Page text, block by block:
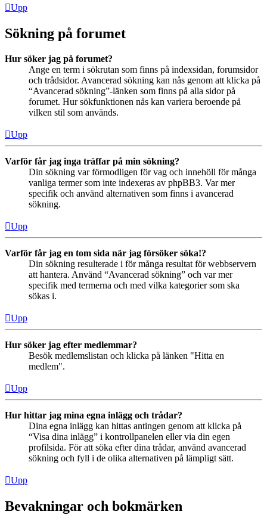
Upp
Sökning på forumet
Hur söker jag på forumet?
Ange en term i sökrutan som finns på indexsidan, forumsidor
och trådsidor. Avancerad sökning kan nås genom att klicka på
“Avancerad sökning”-länken som finns på alla sidor på
forumet. Hur sökfunktionen nås kan variera beroende på
vilken stil som används.
Upp
Varför får jag inga träffar på min sökning?
Din sökning var förmodligen för vag och innehöll för många
vanliga termer som inte indexeras av phpBB3. Var mer
specifik och använd alternativen som finns i avancerad
sökning.
Upp
Varför får jag en tom sida när jag försöker söka!?
Din sökning resulterade i för många resultat för webbservern
att hantera. Använd “Avancerad sökning” och var mer
specifik med termerna och med vilka kategorier som ska
sökas i.
Upp
Hur söker jag efter medlemmar?
Besök medlemslistan och klicka på länken "Hitta en
medlem".
Upp
Hur hittar jag mina egna inlägg och trådar?
Dina egna inlägg kan hittas antingen genom att klicka på
“Visa dina inlägg” i kontrollpanelen eller via din egen
profilsida. För att söka efter dina trådar, använd avancerad
sökning och fyll i de olika alternativen på lämpligt sätt.
Upp
Bevakningar och bokmärken